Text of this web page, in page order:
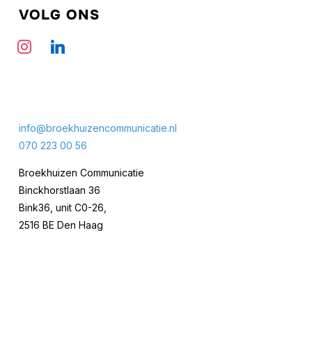
VOLG ONS
instagramlinkedin
info@broekhuizencommunicatie.nl
070 223 00 56
Broekhuizen Communicatie
Binckhorstlaan 36
Bink36, unit C0-26,
2516 BE Den Haag